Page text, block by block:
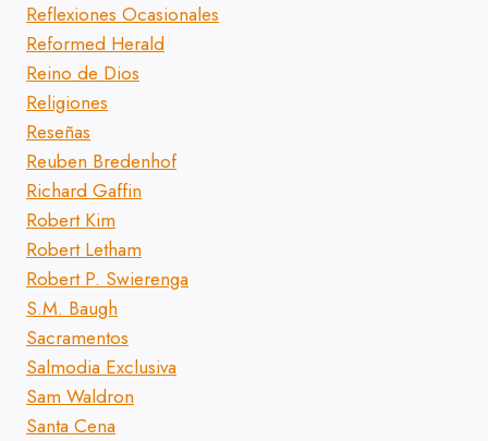
Reflexiones Ocasionales
Reformed Herald
Reino de Dios
Religiones
Reseñas
Reuben Bredenhof
Richard Gaffin
Robert Kim
Robert Letham
Robert P. Swierenga
S.M. Baugh
Sacramentos
Salmodia Exclusiva
Sam Waldron
Santa Cena